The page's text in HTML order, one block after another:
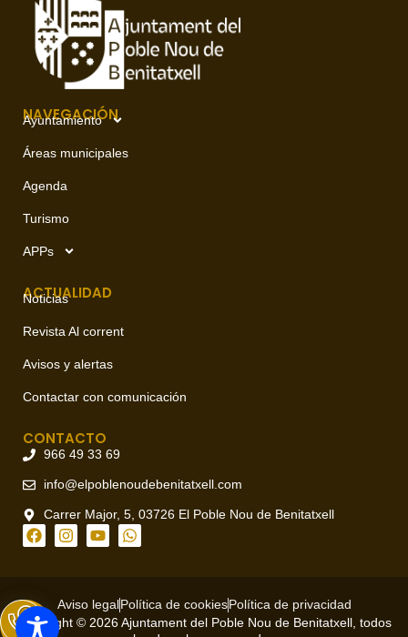
NAVEGACIÓN
Ayuntamiento
Áreas municipales
Agenda
Turismo
APPs
ACTUALIDAD
Noticias
Revista Al corrent
Avisos y alertas
Contactar con comunicación
CONTACTO
966 49 33 69
info@elpoblenoudebenitatxell.com
Carrer Major, 5, 03726 El Poble Nou de Benitatxell
Aviso legalPolítica de cookiesPolítica de privacidad
Copyright © 2026 Ajuntament del Poble Nou de Benitatxell, todos